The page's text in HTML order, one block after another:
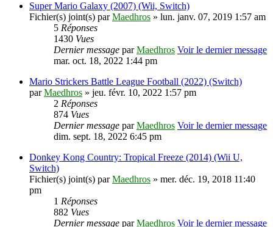
Super Mario Galaxy (2007) (Wii, Switch)
Fichier(s) joint(s) parMaedhros » lun. janv. 07, 2019 1:57 am
5 Réponses
1430 Vues
Dernier message parMaedhros Voir le dernier message
mar. oct. 18, 2022 1:44 pm
Mario Strickers Battle League Football (2022) (Switch)
parMaedhros » jeu. févr. 10, 2022 1:57 pm
2 Réponses
874 Vues
Dernier message parMaedhros Voir le dernier message
dim. sept. 18, 2022 6:45 pm
Donkey Kong Country: Tropical Freeze (2014) (Wii U,
Switch)
Fichier(s) joint(s) parMaedhros » mer. déc. 19, 2018 11:40
pm
1 Réponses
882 Vues
Dernier message parMaedhros Voir le dernier message